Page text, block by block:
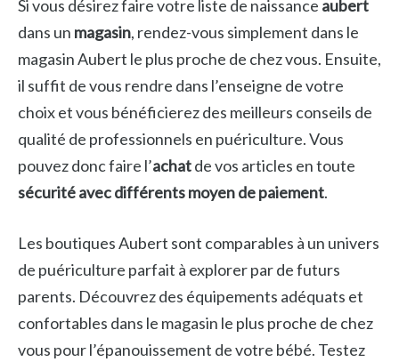
Si vous désirez faire votre liste de naissance aubert
dans un magasin, rendez-vous simplement dans le
magasin Aubert le plus proche de chez vous. Ensuite,
il suffit de vous rendre dans l’enseigne de votre
choix et vous bénéficierez des meilleurs conseils de
qualité de professionnels en puériculture. Vous
pouvez donc faire l’achatde vos articles en toute
sécurité avec différents moyen de paiement.
Les boutiques Aubert sont comparables à un univers
de puériculture parfait à explorer par de futurs
parents. Découvrez des équipements adéquats et
confortables dans le magasin le plus proche de chez
vous pour l’épanouissement de votre bébé. Testez